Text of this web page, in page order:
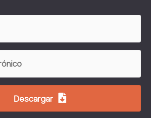
Descargar